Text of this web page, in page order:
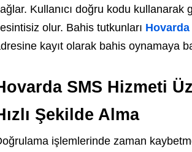
Kullanıcı doğru kodu
olur. Bahis tutkunları
kayıt olarak bahis oynamaya
SMS Hizmeti
Şekilde Alma
işlemlerinde zaman